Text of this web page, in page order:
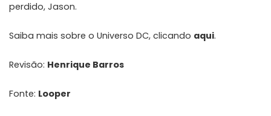
perdido, Jason.
Saiba mais sobre o Universo DC, clicando aqui.
Revisão: Henrique Barros
Fonte: Looper